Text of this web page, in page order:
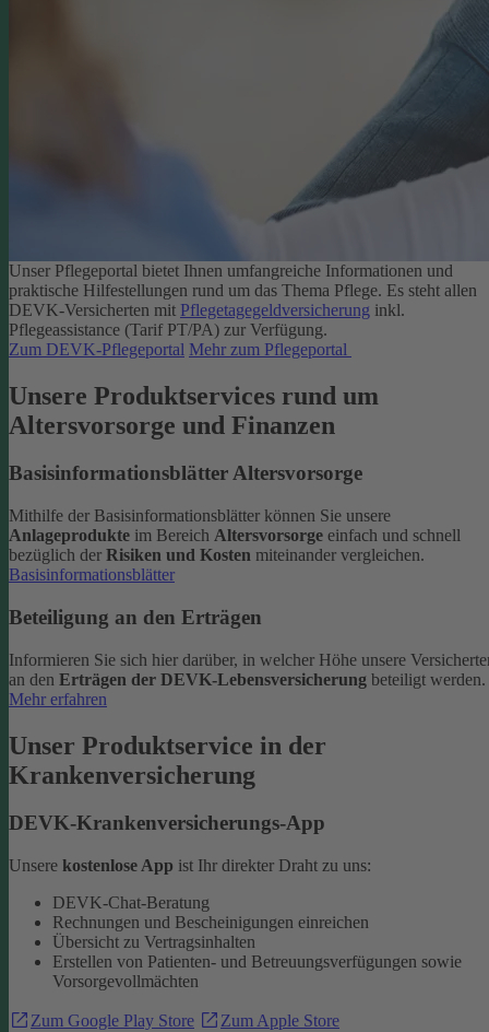
Unser Pflegeportal bietet Ihnen umfangreiche Informationen und
praktische Hilfestellungen rund um das Thema Pflege. Es steht allen
DEVK-Versicherten mit Pflegetagegeldversicherung inkl.
Pflegeassistance (Tarif PT/PA) zur Verfügung.
Zum DEVK-Pflegeportal Mehr zum Pflegeportal
Unsere Produktservices rund um
Altersvorsorge und Finanzen
Basisinformationsblätter Altersvorsorge
Mithilfe der Basisinformationsblätter können Sie unsere
Anlageprodukte im Bereich Altersvorsorge einfach und schnell
bezüglich der Risiken und Kosten miteinander vergleichen.
Basisinformationsblätter
Beteiligung an den Erträgen
Informieren Sie sich hier darüber, in welcher Höhe unsere
an den Erträgen der DEVK-Lebensversicherung beteiligt werden.
Mehr erfahren
Unser Produktservice in der
Krankenversicherung
DEVK-Krankenversicherungs-App
Unsere kostenlose App ist Ihr direkter Draht zu uns:
DEVK-Chat-Beratung
Rechnungen und Bescheinigungen einreichen
Übersicht zu Vertragsinhalten
Erstellen von Patienten- und Betreuungsverfügungen sowie
Vorsorgevollmächten
Zum Google Play Store Zum Apple Store